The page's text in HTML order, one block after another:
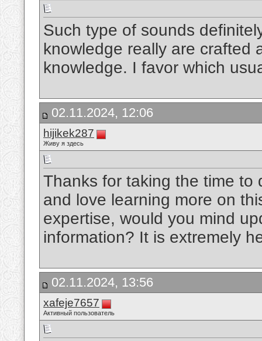
Such type of sounds
knowledge really are crafted
knowledge. I favor which
02.11.2024, 12:06
hijikek287
Живу я здесь
Thanks for taking the time to
and love learning more on
expertise, would you mind
information? It is extremely
02.11.2024, 13:56
xafeje7657
Активный пользователь